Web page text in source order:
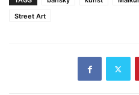
Street Art